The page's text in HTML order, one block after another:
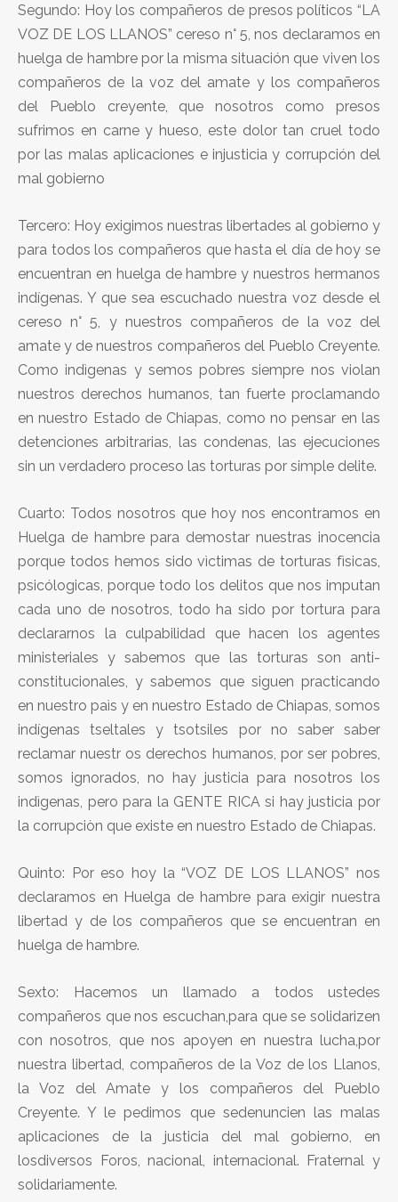
Segundo: Hoy los compañeros de presos políticos “LA
VOZ DE LOS LLANOS” cereso n° 5, nos declaramos en
huelga de hambre por la misma situación que viven los
compañeros de la voz del amate y los compañeros
del Pueblo creyente, que nosotros como presos
sufrimos en carne y hueso, este dolor tan cruel todo
por las malas aplicaciones e injusticia y corrupción del
mal gobierno
Tercero: Hoy exigimos nuestras libertades al gobierno y
para todos los compañeros que hasta el día de hoy se
encuentran en huelga de hambre y nuestros hermanos
indígenas. Y que sea escuchado nuestra voz desde el
cereso n° 5, y nuestros compañeros de la voz del
amate y de nuestros compañeros del Pueblo Creyente.
Como indìgenas y semos pobres siempre nos violan
nuestros derechos humanos, tan fuerte proclamando
en nuestro Estado de Chiapas, como no pensar en las
detenciones arbitrarias, las condenas, las ejecuciones
sin un verdadero proceso las torturas por simple delite.
Cuarto: Todos nosotros que hoy nos encontramos en
Huelga de hambre para demostar nuestras inocencia
porque todos hemos sido vìctimas de torturas fìsicas,
psicólogicas, porque todo los delitos que nos imputan
cada uno de nosotros, todo ha sido por tortura para
declararnos la culpabilidad que hacen los agentes
ministeriales y sabemos que las torturas son anti-
constitucionales, y sabemos que siguen practicando
en nuestro paìs y en nuestro Estado de Chiapas, somos
indígenas tseltales y tsotsiles por no saber saber
reclamar nuestr os derechos humanos, por ser pobres,
somos ignorados, no hay justicia para nosotros los
indìgenas, pero para la GENTE RICA si hay justicia por
la corrupciòn que existe en nuestro Estado de Chiapas.
Quinto: Por eso hoy la “VOZ DE LOS LLANOS” nos
declaramos en Huelga de hambre para exigir nuestra
libertad y de los compañeros que se encuentran en
huelga de hambre.
Sexto: Hacemos un llamado a todos ustedes
compañeros que nos escuchan,para que se solidarizen
con nosotros, que nos apoyen en nuestra lucha,por
nuestra libertad, compañeros de la Voz de los Llanos,
la Voz del Amate y los compañeros del Pueblo
Creyente. Y le pedimos que sedenuncien las malas
aplicaciones de la justicia del mal gobierno, en
losdiversos Foros, nacional, internacional. Fraternal y
solidariamente.